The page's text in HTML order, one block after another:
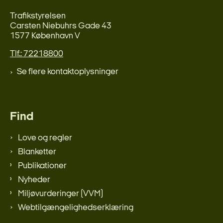
Trafikstyrelsen
Carsten Niebuhrs Gade 43
1577 København V
Tlf.: 72218800
Se flere kontaktoplysninger
Find
Love og regler
Blanketter
Publikationer
Nyheder
Miljøvurderinger (VVM)
Webtilgængelighedserklæring